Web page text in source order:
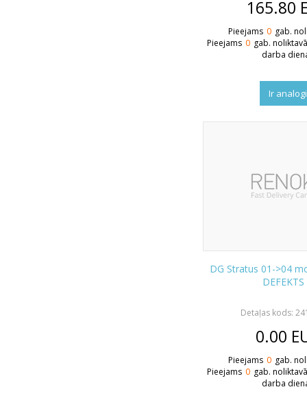
165.80
Pieejams 0 gab.
Pieejams 0 gab.
darba
Ir analogi
DG Stratus 01->04
DEFEKTS
Detaļas kods:
0.00
Pieejams 0 gab.
Pieejams 0 gab.
darba